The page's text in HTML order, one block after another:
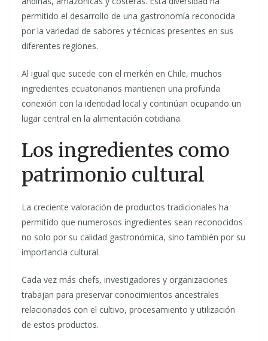
permitido el desarrollo de una gastronomía reconocida
por la variedad de sabores y técnicas presentes en sus
diferentes regiones.
Al igual que sucede con el merkén en Chile, muchos
ingredientes ecuatorianos mantienen una profunda
conexión con la identidad local y continúan ocupando un
lugar central en la alimentación cotidiana.
Los ingredientes como
patrimonio cultural
La creciente valoración de productos tradicionales ha
permitido que numerosos ingredientes sean reconocidos
no solo por su calidad gastronómica, sino también por su
importancia cultural.
Cada vez más chefs, investigadores y organizaciones
trabajan para preservar conocimientos ancestrales
relacionados con el cultivo, procesamiento y utilización
de estos productos.